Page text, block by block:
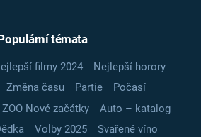
témata
filmy 2024
Nejlepší horory
Změna času Partie
Počasí
ZOO Nové začátky
Auto – katalog
Volby 2025
Svařené víno